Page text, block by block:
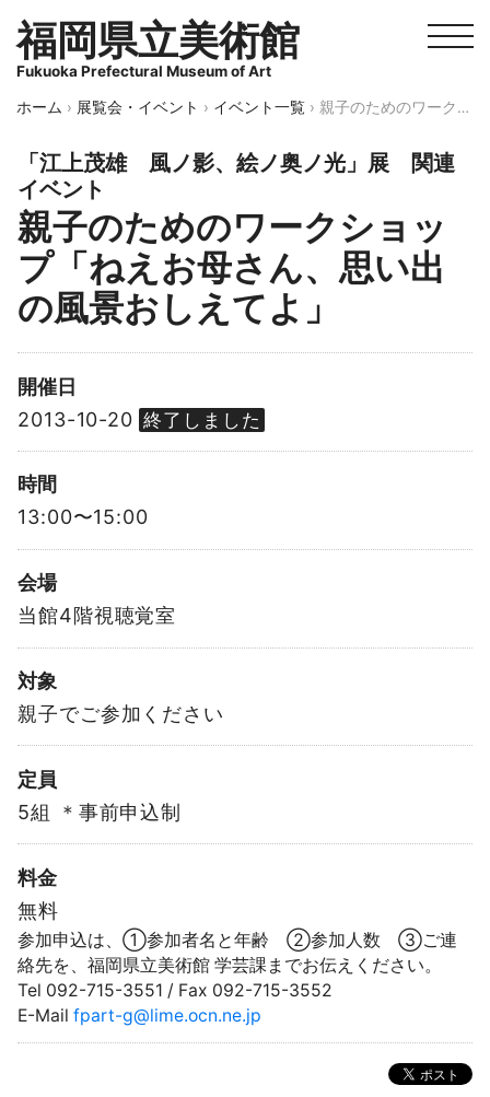
福岡県立美術館
Fukuoka Prefectural Museum of Art
ホーム › 展覧会・イベント › イベント一覧 › 親子のためのワークショップ「ねえお母さん、思い出の風景おしえてよ」
「江上茂雄 風ノ影、絵ノ奥ノ光」展 関連
イベント
親子のためのワークショッ
プ「ねえお母さん、思い出
の風景おしえてよ」
開催日
2013-10-20 終了しました
時間
13:00〜15:00
会場
当館4階視聴覚室
対象
親子でご参加ください
定員
5組 ＊事前申込制
料金
無料
参加申込は、①参加者名と年齢 ②参加人数 ③ご連
絡先を、福岡県立美術館 学芸課までお伝えください。
Tel 092-715-3551 / Fax 092-715-3552
E-Mail fpart-g@lime.ocn.ne.jp